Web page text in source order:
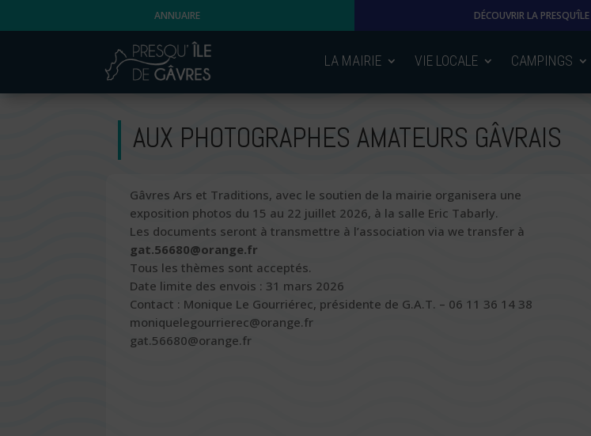
ANNUAIRE DÉCOUVRIR LA PRESQU’ÎLE
LA MAIRIE VIE LOCALE CAMPINGS
AUX PHOTOGRAPHES AMATEURS GÂVRAIS
Gâvres Ars et Traditions, avec le soutien de la mairie organisera une
exposition photos du 15 au 22 juillet 2026, à la salle Eric Tabarly.
Les documents seront à transmettre à l’association via we transfer à
gat.56680@orange.fr
Tous les thèmes sont acceptés.
Date limite des envois : 31 mars 2026
Contact : Monique Le Gourriérec, présidente de G.A.T. – 06 11 36 14 38
moniquelegourrierec@orange.fr
gat.56680@orange.fr